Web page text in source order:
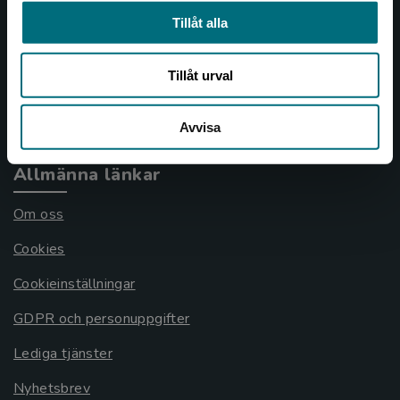
Tillåt alla
Tillåt urval
Avvisa
046-31 21 00
Allmänna länkar
Om oss
Cookies
Cookieinställningar
GDPR och personuppgifter
Lediga tjänster
Nyhetsbrev